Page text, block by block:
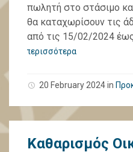
πωλητή στο στάσιμο
θα καταχωρίσουν τις
από τις 15/02/2024
περισσότερα
20 February 2024in
Καθαρισμός